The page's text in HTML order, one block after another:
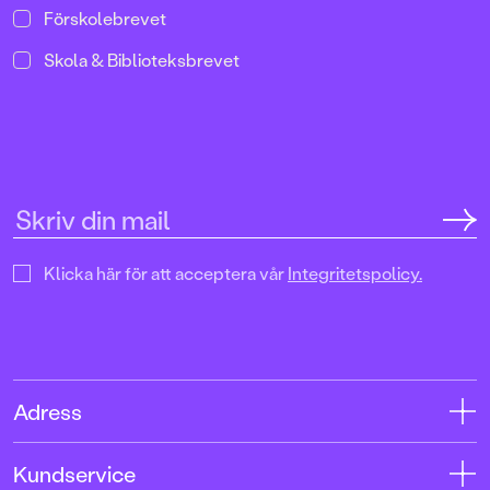
Förskolebrevet
Skola & Biblioteksbrevet
Klicka här för att acceptera vårIntegritetspolicy.
Adress
Kundservice